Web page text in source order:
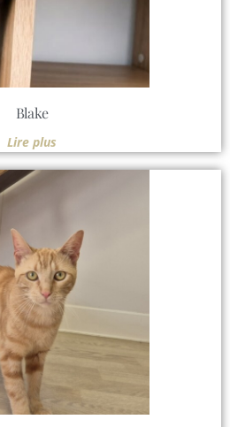
Blake
Lire plus